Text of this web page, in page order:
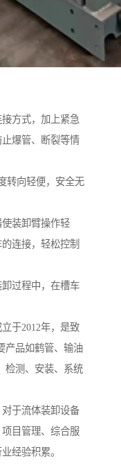
方式，加上紧急
爆管、断裂等情
转向轻便，安全无
装卸臂操作轻
连接，轻松控制
过程中，在槽车
于2012年，是致
产品如鹤管、输油
检测、安装、系统
于流体装卸设备
目管理、综合服
经验积累。